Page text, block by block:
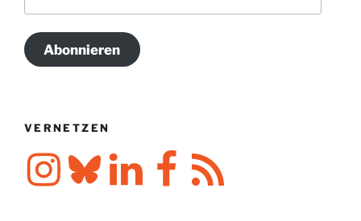
Abonnieren
VERNETZEN
InstagramBlueskyLinkedIn FacebookRSS-
Feed